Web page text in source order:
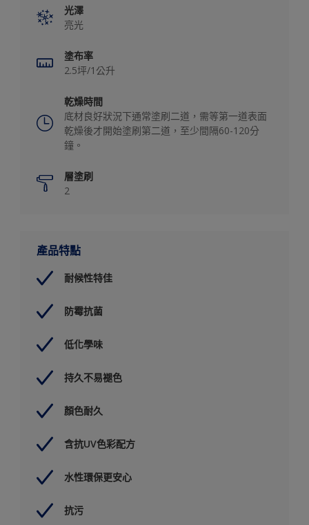
光澤
亮光
塗布率
2.5坪/1公升
乾燥時間
底材良好狀況下通常塗刷二道，需等第一道表面
乾燥後才開始塗刷第二道，至少間隔60-120分
鐘。
層塗刷
2
產品特點
耐候性特佳
防霉抗菌
低化學味
持久不易褪色
顏色耐久
含抗UV色彩配方
水性環保更安心
抗污